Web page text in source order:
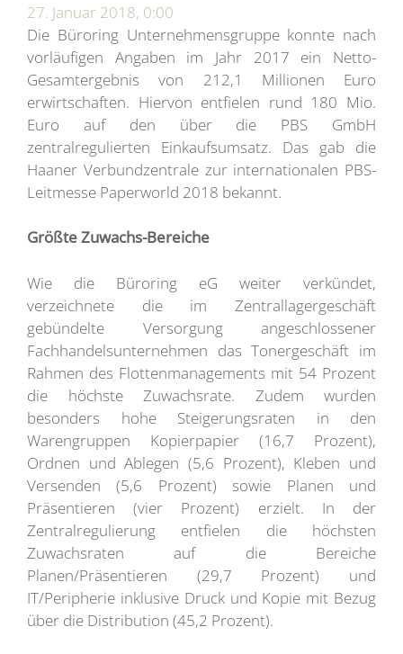
27. Januar 2018, 0:00
Die Büroring Unternehmensgruppe konnte nach
vorläufigen Angaben im Jahr 2017 ein Netto-
Gesamtergebnis von 212,1 Millionen Euro
erwirtschaften. Hiervon entfielen rund 180 Mio.
Euro auf den über die PBS GmbH
zentralregulierten Einkaufsumsatz. Das gab die
Haaner Verbundzentrale zur internationalen PBS-
Leitmesse Paperworld 2018 bekannt.
Größte Zuwachs-Bereiche
Wie die Büroring eG weiter verkündet,
verzeichnete die im Zentrallagergeschäft
gebündelte Versorgung angeschlossener
Fachhandelsunternehmen das Tonergeschäft im
Rahmen des Flottenmanagements mit 54 Prozent
die höchste Zuwachsrate. Zudem wurden
besonders hohe Steigerungsraten in den
Warengruppen Kopierpapier (16,7 Prozent),
Ordnen und Ablegen (5,6 Prozent), Kleben und
Versenden (5,6 Prozent) sowie Planen und
Präsentieren (vier Prozent) erzielt. In der
Zentralregulierung entfielen die höchsten
Zuwachsraten auf die Bereiche
Planen/Präsentieren (29,7 Prozent) und
IT/Peripherie inklusive Druck und Kopie mit Bezug
über die Distribution (45,2 Prozent).